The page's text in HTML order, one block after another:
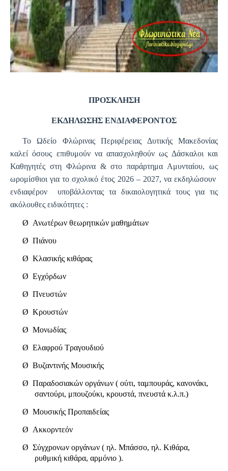
ΠΡΟΣΚΛΗΣΗ
ΕΚΔΗΛΩΣΗΣ ΕΝΔΙΑΦΕΡΟΝΤΟΣ
Το Ωδείο Φλώρινας Περιφέρειας Δυτικής Μακεδονίας
καλεί όσους επιθυμούν να απασχοληθούν ως Δάσκαλοι και
Καθηγητές στη Φλώρινα & στο παράρτημα Αμυνταίου, ως
ωρομίσθιοι για το σχολικό έτος 2026 – 2027, να εκδηλώσουν
ενδιαφέρον
υποβάλλοντας τα δικαιολογητικά τους για τις
ακόλουθες ειδικότητες :
Ø Ανωτέρων θεωρητικών μαθημάτων
Ø Πιάνου
Ø Κλασικής κιθάρας
Ø Εγχόρδων
Ø Πνευστών
Ø Κρουστών
Ø Μονωδίας
Ø Ελαφρού Τραγουδιού
Ø Βυζαντινής Μουσικής
Ø Παραδοσιακών οργάνων ( ούτι, ταμπουράς, κανονάκι,
σαντούρι, μπουζούκι, κρουστά, πνευστά κ.λ.π.)
Ø Μουσικής Προπαιδείας
Ø Ακκορντεόν
Ø Σύγχρονων οργάνων ( ηλ. Μπάσσο, ηλ. Κιθάρα,
ρυθμική κιθάρα, αρμόνιο ).